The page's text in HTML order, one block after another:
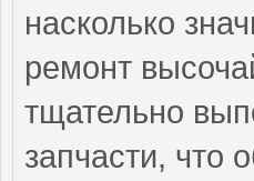
насколько
ремонт
тщательно
запчасти, что